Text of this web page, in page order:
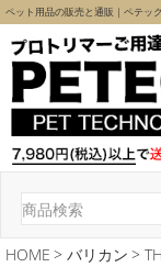
ペット用品の販売と通販｜ペテ
HOME バリカン